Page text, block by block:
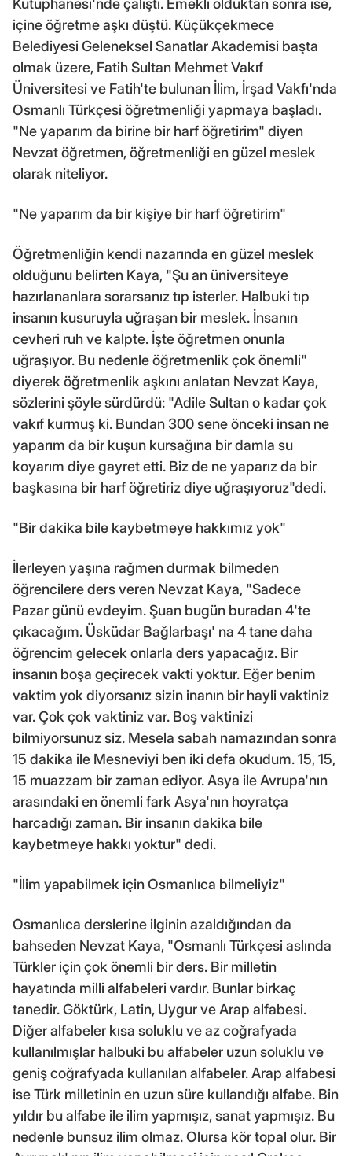
içine öğretme aşkı düştü. Küçükçekmece
Belediyesi Geleneksel Sanatlar Akademisi başta
olmak üzere, Fatih Sultan Mehmet Vakıf
Üniversitesi ve Fatih'te bulunan İlim, İrşad Vakfı'nda
Osmanlı Türkçesi öğretmenliği yapmaya başladı.
"Ne yaparım da birine bir harf öğretirim" diyen
Nevzat öğretmen, öğretmenliği en güzel meslek
olarak niteliyor.
"Ne yaparım da bir kişiye bir harf öğretirim"
Öğretmenliğin kendi nazarında en güzel meslek
olduğunu belirten Kaya, "Şu an üniversiteye
hazırlananlara sorarsanız tıp isterler. Halbuki tıp
insanın kusuruyla uğraşan bir meslek. İnsanın
cevheri ruh ve kalpte. İşte öğretmen onunla
uğraşıyor. Bu nedenle öğretmenlik çok önemli"
diyerek öğretmenlik aşkını anlatan Nevzat Kaya,
sözlerini şöyle sürdürdü: "Adile Sultan o kadar çok
vakıf kurmuş ki. Bundan 300 sene önceki insan ne
yaparım da bir kuşun kursağına bir damla su
koyarım diye gayret etti. Biz de ne yaparız da bir
başkasına bir harf öğretiriz diye uğraşıyoruz"dedi.
"Bir dakika bile kaybetmeye hakkımız yok"
İlerleyen yaşına rağmen durmak bilmeden
öğrencilere ders veren Nevzat Kaya, "Sadece
Pazar günü evdeyim. Şuan bugün buradan 4'te
çıkacağım. Üsküdar Bağlarbaşı' na 4 tane daha
öğrencim gelecek onlarla ders yapacağız. Bir
insanın boşa geçirecek vakti yoktur. Eğer benim
vaktim yok diyorsanız sizin inanın bir hayli vaktiniz
var. Çok çok vaktiniz var. Boş vaktinizi
bilmiyorsunuz siz. Mesela sabah namazından sonra
15 dakika ile Mesneviyi ben iki defa okudum. 15, 15,
15 muazzam bir zaman ediyor. Asya ile Avrupa'nın
arasındaki en önemli fark Asya'nın hoyratça
harcadığı zaman. Bir insanın dakika bile
kaybetmeye hakkı yoktur" dedi.
"İlim yapabilmek için Osmanlıca bilmeliyiz"
Osmanlıca derslerine ilginin azaldığından da
bahseden Nevzat Kaya, "Osmanlı Türkçesi aslında
Türkler için çok önemli bir ders. Bir milletin
hayatında milli alfabeleri vardır. Bunlar birkaç
tanedir. Göktürk, Latin, Uygur ve Arap alfabesi.
Diğer alfabeler kısa soluklu ve az coğrafyada
kullanılmışlar halbuki bu alfabeler uzun soluklu ve
geniş coğrafyada kullanılan alfabeler. Arap alfabesi
ise Türk milletinin en uzun süre kullandığı alfabe. Bin
yıldır bu alfabe ile ilim yapmışız, sanat yapmışız. Bu
nedenle bunsuz ilim olmaz. Olursa kör topal olur. Bir